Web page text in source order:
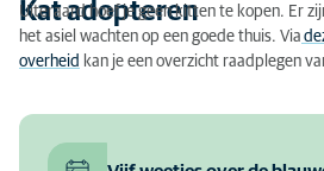
Kat adopteren
Uiteraard hoef je geen kitten te kopen. Er
het asiel wachten op een goede thuis. Via
overheid kan je een overzicht raadplegen